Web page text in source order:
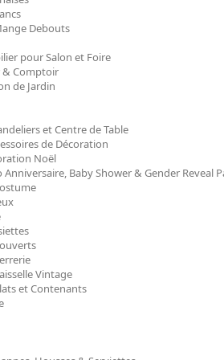
Debouts
pour Salon et Foire
& Comptoir
de Jardin
et Centre de Table
de Décoration
Noël
Anniversaire, Baby Shower & Gender Reveal
Vintage
et Contenants